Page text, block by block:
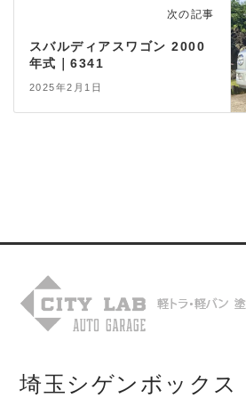
次の記事
スバルディアスワゴン 2000
年式｜6341
2025年2月1日
埼玉シゲンボックス